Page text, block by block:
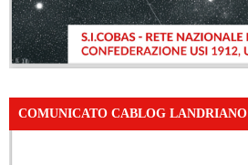
COMUNICATO CABLOG LANDRIANO